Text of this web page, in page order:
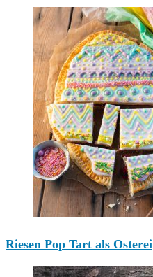
Riesen Pop Tart als Osterei